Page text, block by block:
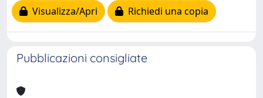
Visualizza/Apri
Richiedi una copia
Pubblicazioni consigliate